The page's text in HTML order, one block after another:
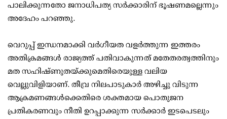
പാലിക്കുന്നതോ ജനാധിപത്യ സര്‍ക്കാരിന് ഭൂഷണമല്ലെന്നും
അദേഹം പറഞ്ഞു.
വെറുപ്പ് ഇന്ധനമാക്കി വര്‍ഗീയത വളര്‍ത്തുന്ന ഇത്തരം
അതിക്രമങ്ങള്‍ രാജ്യത്ത് പതിവാകുന്നത് മതേതരത്വത്തിനും
മത സഹിഷ്ണുതയ്ക്കുമെതിരെയുള്ള വലിയ
വെല്ലുവിളിയാണ്. തീവ്ര നിലപാടുകാര്‍ അഴിച്ചു വിടുന്ന
ആക്രമണങ്ങള്‍ക്കെതിരെ ശക്തമായ പൊതുജന
പ്രതികരണവും നീതി ഉറപ്പാക്കുന്ന സര്‍ക്കാര്‍ ഇടപെടലും